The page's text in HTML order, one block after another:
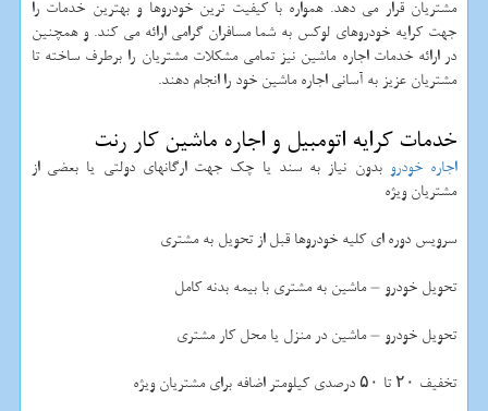
مشتریان قرار می دهد. همواره با کیفیت ترین خودروها و بهترین خدمات را
جهت کرایه خودروهای لوکس به شما مسافران گرامی ارائه می کند. و همچنین
در ارائه خدمات اجاره ماشین نیز تمامی مشکلات مشتریان را برطرف ساخته تا
مشتریان عزیز به آسانی اجاره ماشین خود را انجام دهند.
خدمات کرایه اتومبیل و اجاره ماشین کار رنت
اجاره خودرو بدون نیاز به سند یا چک جهت ارگانهای دولتی یا بعضی از
مشتریان ویژه
سرویس دوره ای کلیه خودروها قبل از تحویل به مشتری
تحویل خودرو – ماشین به مشتری با بیمه بدنه کامل
تحویل خودرو – ماشین در منزل یا محل کار مشتری
تخفیف ۲۰ تا ۵۰ درصدی کیلومتر اضافه برای مشتریان ویژه